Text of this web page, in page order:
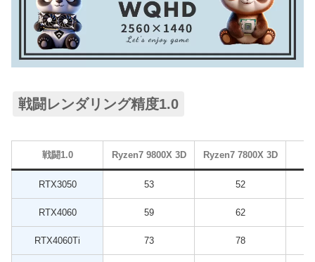
戦闘レンダリング精度1.0
戦闘1.0 Ryzen7 9800X 3D Ryzen7 7800X 3D
RTX3050 53 52
RTX4060 59 62
RTX4060Ti 73 78